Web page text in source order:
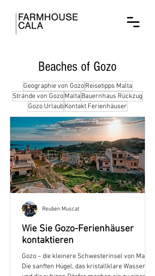
Beaches of Gozo
Geographie von Gozo Reisetipps Malta
Strände von GozoMalta Bauernhaus Rückzug
Gozo UrlaubKontakt Ferienhäuser
Wie Sie Gozo-Ferienhäuser
kontaktieren
Gozo – die kleinere Schwesterinsel von Malta.
Die sanften Hügel, das kristallklare Wasser
Reuben Muscat